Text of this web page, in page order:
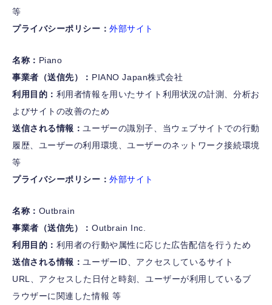
等
プライバシーポリシー：外部サイト
名称： Piano
事業者（送信先）： PIANO Japan株式会社
利用目的： 利用者情報を用いたサイト利用状況の計測、分析お
よびサイトの改善のため
送信される情報： ユーザーの識別子、当ウェブサイトでの行動
履歴、ユーザーの利用環境、ユーザーのネットワーク接続環境
等
プライバシーポリシー：外部サイト
名称： Outbrain
事業者（送信先）：Outbrain Inc.
利用目的： 利用者の行動や属性に応じた広告配信を行うため
送信される情報： ユーザーID、アクセスしているサイト
URL、アクセスした日付と時刻、ユーザーが利用しているブ
ラウザーに関連した情報 等